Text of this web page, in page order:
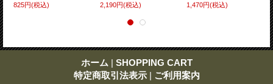
825円(税込)
2,190円(税込)
1,470円(税込)
ホーム | SHOPPING CART
特定商取引法表示 | ご利用案内